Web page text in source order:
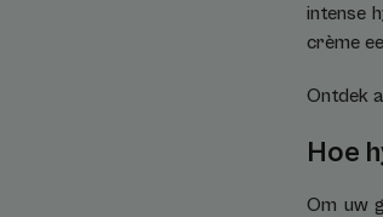
intense
crème
Ontdek
Hoe
Om uw